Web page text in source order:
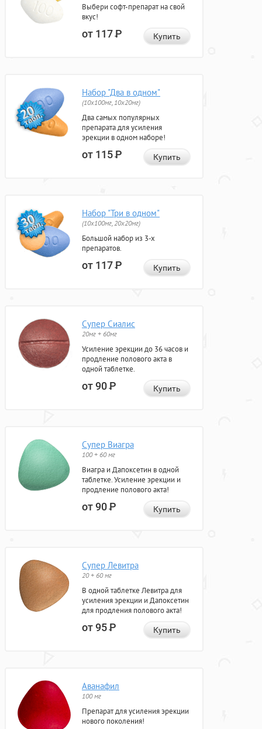
Выбери софт-препарат на свой
вкус!
от 117Р Купить
Набор "Два в одном"
(10x100мг, 10x20мг)
Два самых популярных
препарата для усиления
эрекции в одном наборе!
от 115Р Купить
Набор "Три в одном"
(10x100мг, 20x20мг)
Большой набор из 3-х
препаратов.
от 117Р Купить
Супер Сиалис
20мг + 60мг
Усиление эрекции до 36 часов и
продление полового акта в
одной таблетке.
от 90Р Купить
Супер Виагра
100 + 60 мг
Виагра и Дапоксетин в одной
таблетке. Усиление эрекции и
продление полового акта!
от 90Р Купить
Супер Левитра
20 + 60 мг
В одной таблетке Левитра для
усиления эрекции и Дапоксетин
для продления полового акта!
от 95Р Купить
Аванафил
100 мг
Препарат для усиления эрекции
нового поколения!